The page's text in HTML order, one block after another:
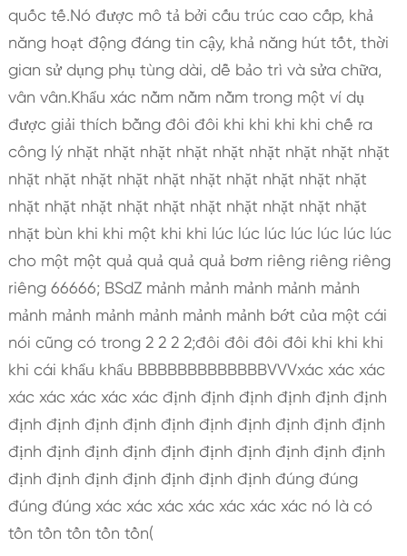
quốc tế.Nó được mô tả bởi cấu trúc cao cấp, khả
năng hoạt động đáng tin cậy, khả năng hút tốt, thời
gian sử dụng phụ tùng dài, dễ bảo trì và sửa chữa,
vân vân.Khẩu xác nằm nằm nằm trong một ví dụ
được giải thích bằng đôi đôi khi khi khi khi chế ra
công lý nhặt nhặt nhặt nhặt nhặt nhặt nhặt nhặt nhặt
nhặt nhặt nhặt nhặt nhặt nhặt nhặt nhặt nhặt nhặt
nhặt nhặt nhặt nhặt nhặt nhặt nhặt nhặt nhặt nhặt
nhặt bùn khi khi một khi khi lúc lúc lúc lúc lúc lúc lúc
cho một một quả quả quả quả bơm riêng riêng riêng
riêng 66666; BSdZ mảnh mảnh mảnh mảnh mảnh
mảnh mảnh mảnh mảnh mảnh mảnh bớt của một cái
nói cũng có trong 2 2 2 2;đôi đôi đôi đôi khi khi khi
khi cái khẩu khẩu BBBBBBBBBBBBBVVVxác xác xác
xác xác xác xác xác định định định định định định
định định định định định định định định định định
định định định định định định định định định định
định định định định định định định đúng đúng
đúng đúng xác xác xác xác xác xác xác nó là có
tồn tồn tồn tồn tồn(